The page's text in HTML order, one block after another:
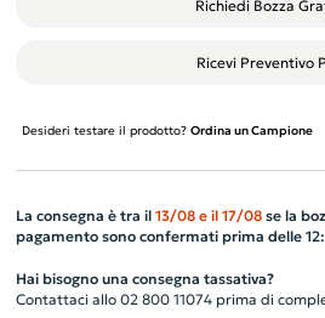
Richiedi Bozza
Ricevi Preventivo
Desideri testare il prodotto? Ordina un Campione
La consegna è tra il 13/08 e il 17/08se la
pagamento sono confermati prima delle
Hai bisogno una consegna tassativa?
Contattaci allo 02 800 11074 prima di